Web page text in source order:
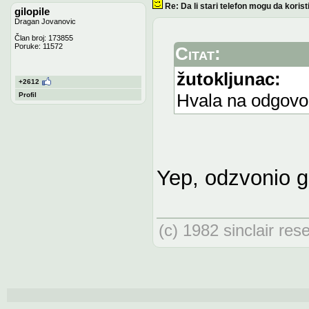
gilopile
Dragan Jovanovic
Član broj: 173855
Poruke: 11572
+2612
Profil
Re: Da li stari telefon mogu da
Citat:
žutokljunac:
Hvala na
Yep, odzvonio
(c) 1982 sinclair